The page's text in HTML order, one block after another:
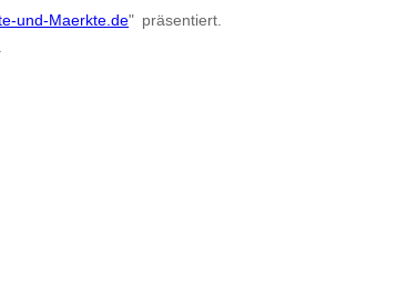
und-Maerkte.de" präsentiert.